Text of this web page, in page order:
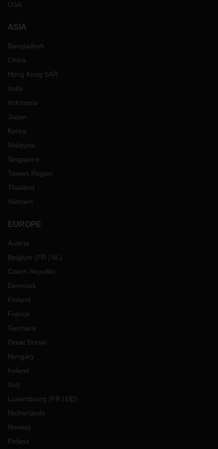
USA
ASIA
Bangladesh
China
Hong Kong SAR
India
Indonesia
Japan
Korea
Malaysia
Singapore
Taiwan Region
Thailand
Vietnam
EUROPE
Austria
Belgium (FR NL )
Czech Republic
Denmark
Finland
France
Germany
Great Britain
Hungary
Ireland
Italy
Luxembourg (FR DE)
Netherlands
Norway
Poland